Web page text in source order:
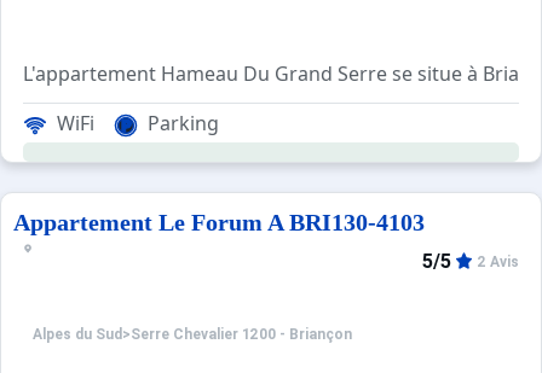
L'appartement Hameau Du Grand Serre se situe à
Grand appartement de 120m² à 2mn à pied de la
Au 1er étage : une chambre avec lit double en 140, une
Parking privé lié à la résidence et garage à disposition.
Nos amis les animaux ne sont pas admis.
Les Plus de ce duplex : Spacieux, lumineux et bien
WiFi Parking
Appartement Le Forum A BRI130-4103
Alpes du Sud >Serre Chevalier 1200 - Briançon
5/5 2 Avis